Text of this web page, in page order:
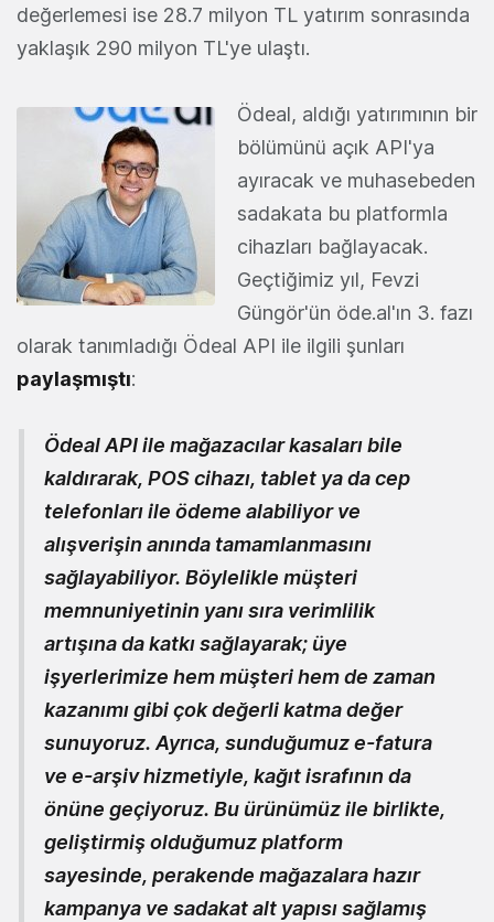
değerlemesi ise 28.7 milyon TL yatırım sonrasında
yaklaşık 290 milyon TL'ye ulaştı.
Ödeal, aldığı yatırımının bir
bölümünü açık API'ya
ayıracak ve muhasebeden
sadakata bu platformla
cihazları bağlayacak.
Geçtiğimiz yıl, Fevzi
Güngör'ün öde.al'ın 3. fazı
olarak tanımladığı Ödeal API ile ilgili şunları
paylaşmıştı:
Ödeal API ile mağazacılar kasaları bile
kaldırarak, POS cihazı, tablet ya da cep
telefonları ile ödeme alabiliyor ve
alışverişin anında tamamlanmasını
sağlayabiliyor. Böylelikle müşteri
memnuniyetinin yanı sıra verimlilik
artışına da katkı sağlayarak; üye
işyerlerimize hem müşteri hem de zaman
kazanımı gibi çok değerli katma değer
sunuyoruz. Ayrıca, sunduğumuz e-fatura
ve e-arşiv hizmetiyle, kağıt israfının da
önüne geçiyoruz. Bu ürünümüz ile birlikte,
geliştirmiş olduğumuz platform
sayesinde, perakende mağazalara hazır
kampanya ve sadakat alt yapısı sağlamış